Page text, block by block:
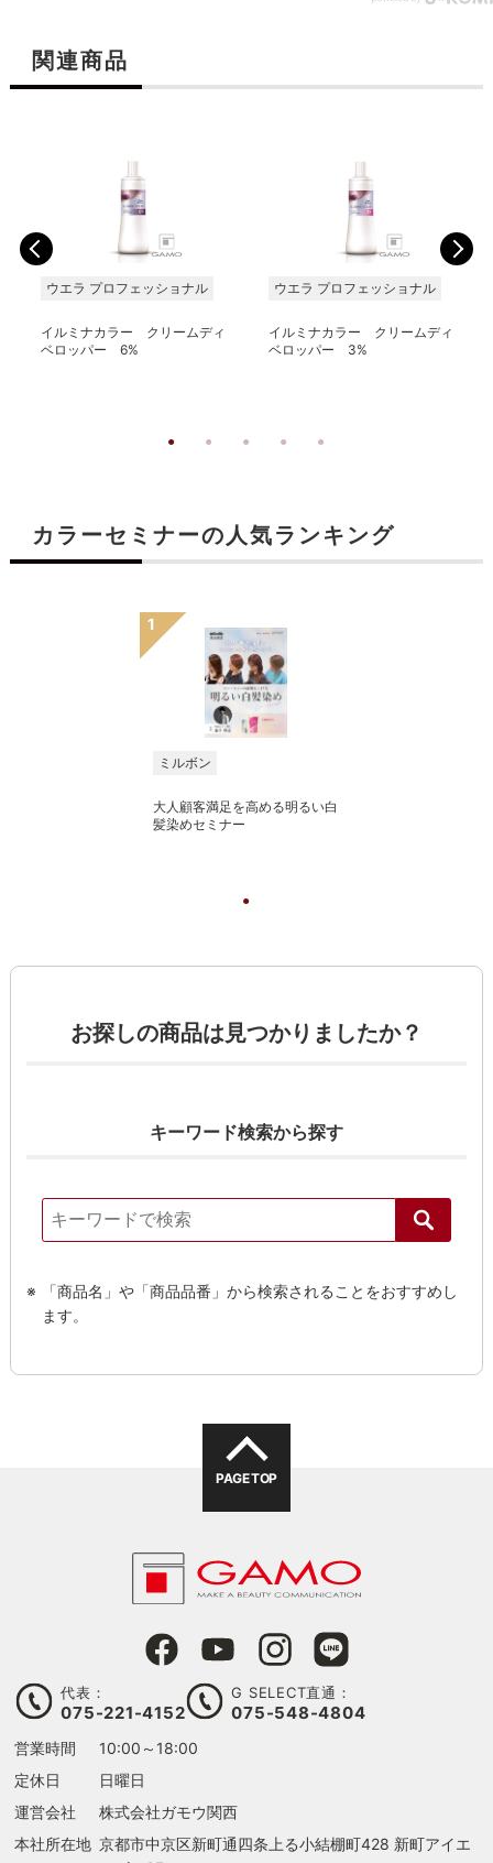
関連商品
ウエラ プロフェッショナル
イルミナカラー クリームディ
ベロッパー 6%
ウエラ プロフェッショナル
イルミナカラー クリームディ
ベロッパー 3%
カラーセミナーの人気ランキング
ミルボン
大人顧客満足を高める明るい白
髪染めセミナー
お探しの商品は見つかりましたか？
キーワード検索から探す
「商品名」や「商品品番」から検索されることをおすすめし
ます。
PAGE TOP
代表：
075-221-4152
G SELECT直通：
075-548-4804
営業時間
10:00～18:00
定休日
日曜日
運営会社
株式会社ガモウ関西
本社所在地 京都市中京区新町通四条上る小結棚町428 新町アイエ